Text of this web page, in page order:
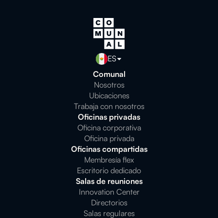
ES
Comunal
Nosotros
Ubicaciones
Trabaja con nosotros
Oficinas privadas
Oficina corporativa
Oficina privada
Oficinas compartidas
Membresía flex
Escritorio dedicado
Salas de reuniones
Innovation Center
Directorios
Salas regulares